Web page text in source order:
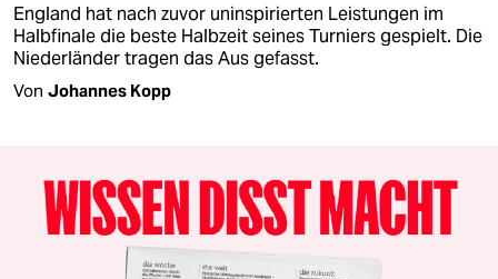
England hat nach zuvor uninspirierten Leistungen im
Halbfinale die beste Halbzeit seines Turniers gespielt. Die
Niederländer tragen das Aus gefasst.
Von Johannes Kopp